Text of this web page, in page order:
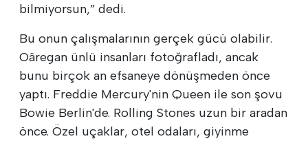
bilmiyorsun,” dedi.
Bu onun çalışmalarının gerçek gücü olabilir.
Oâregan ünlü insanları fotoğrafladı, ancak
bunu birçok an efsaneye dönüşmeden önce
yaptı. Freddie Mercury'nin Queen ile son şovu
Bowie Berlin'de. Rolling Stones uzun bir aradan
önce. Özel uçaklar, otel odaları, giyinme